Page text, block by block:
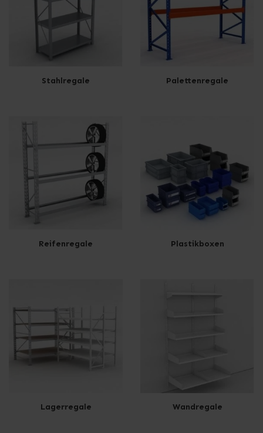
Stahlregale Palettenregale
Reifenregale Plastikboxen
Lagerregale Wandregale